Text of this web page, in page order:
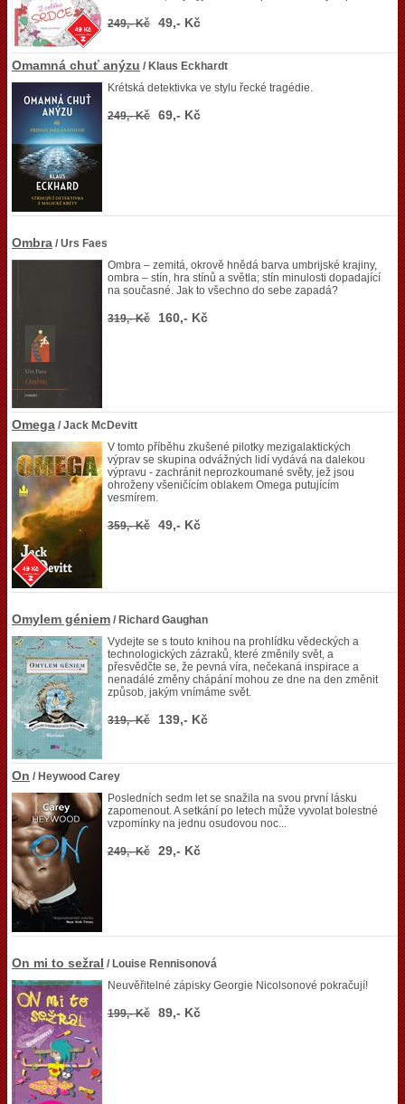
249,- Kč 49,- Kč
Omamná chuť anýzu / Klaus Eckhardt
Krétská detektivka ve stylu řecké tragédie.
249,- Kč 69,- Kč
Ombra / Urs Faes
Ombra – zemitá, okrově hnědá barva umbrijské krajiny,
ombra – stín, hra stínů a světla; stín minulosti dopadající
na současné. Jak to všechno do sebe zapadá?
319,- Kč 160,- Kč
Omega / Jack McDevitt
V tomto příběhu zkušené pilotky mezigalaktických
výprav se skupina odvážných lidí vydává na dalekou
výpravu - zachránit neprozkoumané světy, jež jsou
ohroženy všeničícím oblakem Omega putujícím
vesmírem.
359,- Kč 49,- Kč
Omylem géniem / Richard Gaughan
Vydejte se s touto knihou na prohlídku vědeckých a
technologických zázraků, které změnily svět, a
přesvědčte se, že pevná víra, nečekaná inspirace a
nenadálé změny chápání mohou ze dne na den změnit
způsob, jakým vnímáme svět.
319,- Kč 139,- Kč
On / Heywood Carey
Posledních sedm let se snažila na svou první lásku
zapomenout. A setkání po letech může vyvolat bolestné
vzpomínky na jednu osudovou noc...
249,- Kč 29,- Kč
On mi to sežral / Louise Rennisonová
Neuvěřitelné zápisky Georgie Nicolsonové pokračují!
199,- Kč 89,- Kč